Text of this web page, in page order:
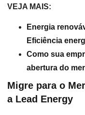
VEJA MAIS:
Energia
Eficiência
Como sua
abertura do
Migre para o
a Lead Energy